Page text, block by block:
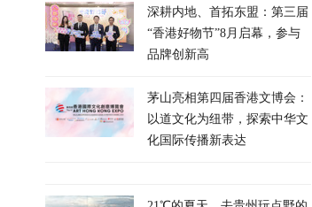
深耕内地、首拓东盟：第三届
“香港好物节”8月启幕，参与
品牌创新高
茅山亮相第四届香港文博会：
以道文化为纽带，探索中华文
化国际传播新表达